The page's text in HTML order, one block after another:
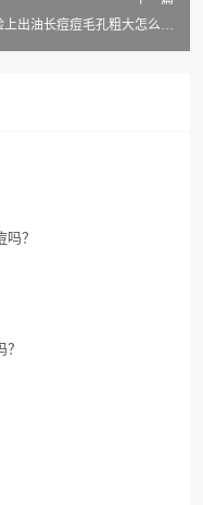
上出油长痘痘毛孔粗大怎么解
？